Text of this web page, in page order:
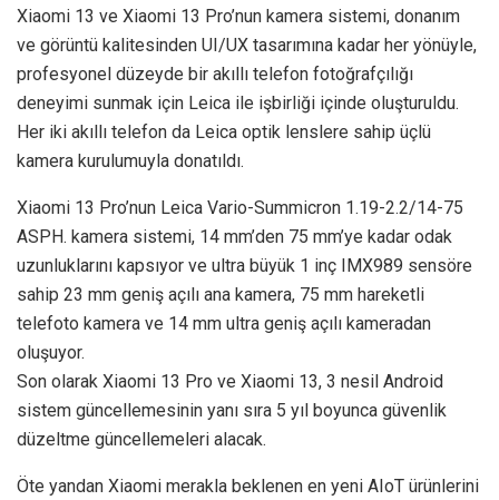
Xiaomi 13 ve Xiaomi 13 Pro’nun kamera sistemi, donanım
ve görüntü kalitesinden UI/UX tasarımına kadar her yönüyle,
profesyonel düzeyde bir akıllı telefon fotoğrafçılığı
deneyimi sunmak için Leica ile işbirliği içinde oluşturuldu.
Her iki akıllı telefon da Leica optik lenslere sahip üçlü
kamera kurulumuyla donatıldı.
Xiaomi 13 Pro’nun Leica Vario-Summicron 1.19-2.2/14-75
ASPH. kamera sistemi, 14 mm’den 75 mm’ye kadar odak
uzunluklarını kapsıyor ve ultra büyük 1 inç IMX989 sensöre
sahip 23 mm geniş açılı ana kamera, 75 mm hareketli
telefoto kamera ve 14 mm ultra geniş açılı kameradan
oluşuyor.
Son olarak Xiaomi 13 Pro ve Xiaomi 13, 3 nesil Android
sistem güncellemesinin yanı sıra 5 yıl boyunca güvenlik
düzeltme güncellemeleri alacak.
Öte yandan Xiaomi merakla beklenen en yeni AIoT ürünlerini